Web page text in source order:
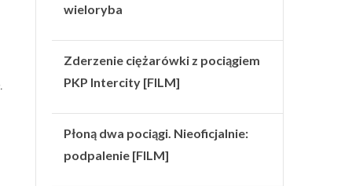
wieloryba
Zderzenie ciężarówki z pociągiem
PKP Intercity [FILM]
Płoną dwa pociągi. Nieoficjalnie:
podpalenie [FILM]